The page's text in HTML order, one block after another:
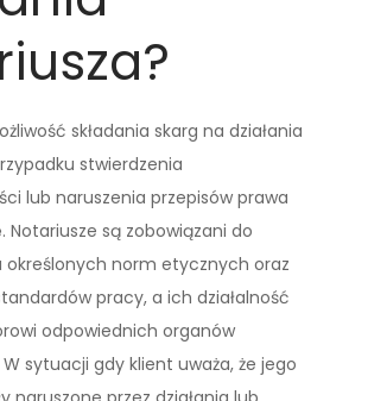
składania skarg na działania
stwierdzenia
lub naruszenia przepisów prawa
Notariusze są zobowiązani do
określonych norm etycznych oraz
pracy, a ich działalność
odpowiednich organów
sytuacji gdy klient uważa, że jego